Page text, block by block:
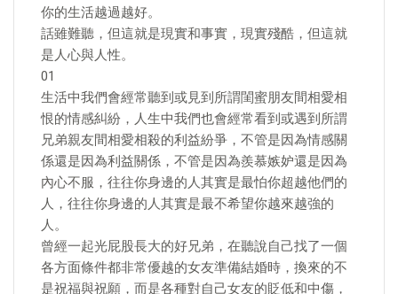
你的生活越過越好。
話雖難聽，但這就是現實和事實，現實殘酷，但這就
是人心與人性。
01
生活中我們會經常聽到或見到所謂閨蜜朋友間相愛相
恨的情感糾紛，人生中我們也會經常看到或遇到所謂
兄弟親友間相愛相殺的利益紛爭，不管是因為情感關
係還是因為利益關係，不管是因為羨慕嫉妒還是因為
內心不服，往往你身邊的人其實是最怕你超越他們的
人，往往你身邊的人其實是最不希望你越來越強的
人。
曾經一起光屁股長大的好兄弟，在聽說自己找了一個
各方面條件都非常優越的女友準備結婚時，換來的不
是祝福與祝願，而是各種對自己女友的貶低和中傷，